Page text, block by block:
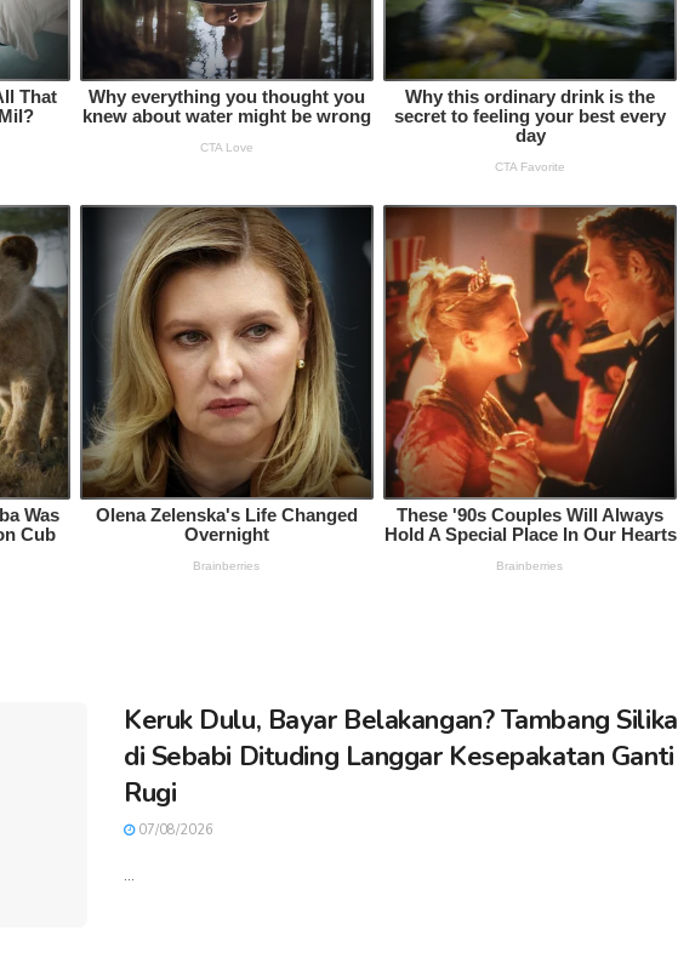
Keruk Dulu, Bayar Belakangan? Tambang Silika
di Sebabi Dituding Langgar Kesepakatan Ganti
Rugi
07/08/2026